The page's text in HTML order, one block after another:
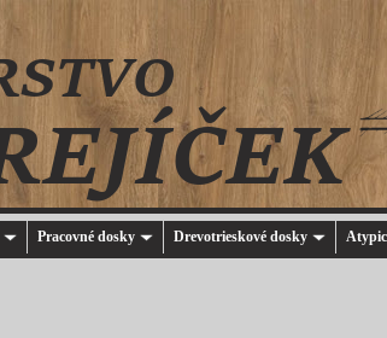
Pracovné dosky Drevotrieskové dosky